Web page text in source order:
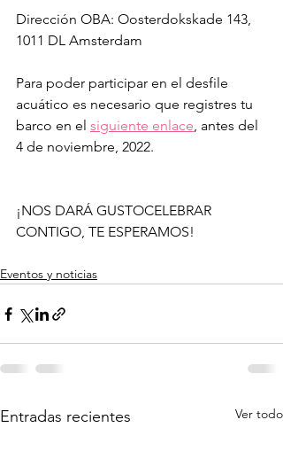
Dirección OBA: Oosterdokskade 143,
1011 DL Amsterdam
Para poder participar en el desfile
acuático es necesario que registres tu
barco en el siguiente enlace, antes del
4 de noviembre, 2022.
¡NOS DARÁ GUSTOCELEBRAR
CONTIGO, TE ESPERAMOS!
Eventos y noticias
Entradas recientes Ver todo